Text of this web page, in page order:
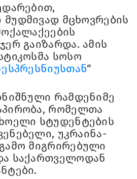
მცხოვრების
გაიზარდა. ამის
სოსო
“
რამდენიმე
რომელთა
სტუდენტების
უკრაინა-
მიგრირებული
საქართველოდან